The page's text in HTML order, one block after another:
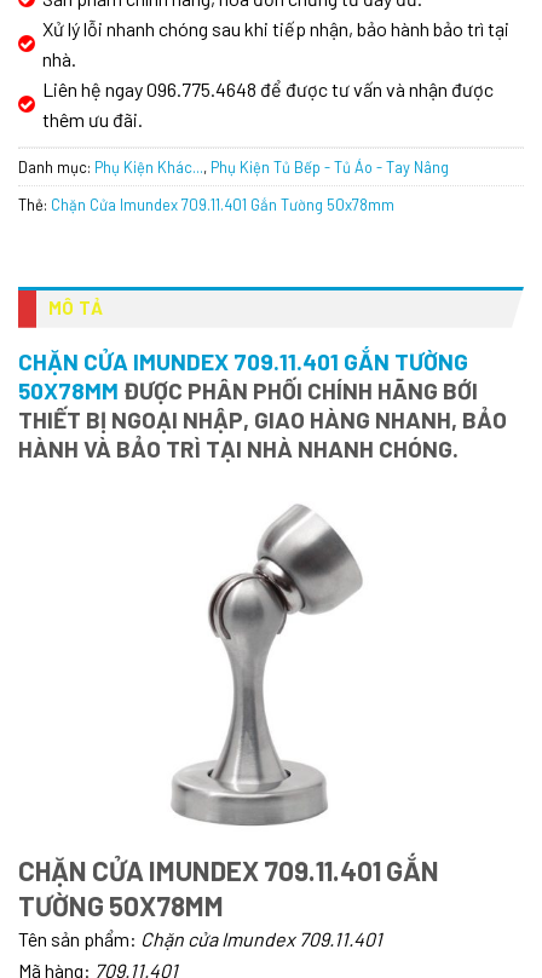
Xử lý lỗi nhanh chóng sau khi tiếp nhận, bảo hành bảo trì tại
nhà.
Liên hệ ngay 096.775.4648 để được tư vấn và nhận được
thêm ưu đãi.
Danh mục: Phụ Kiện Khác..., Phụ Kiện Tủ Bếp - Tủ Áo - Tay Nâng
Thẻ: Chặn Cửa Imundex 709.11.401 Gắn Tường 50x78mm
MÔ TẢ
CHẶN CỬA IMUNDEX 709.11.401 GẮN TƯỜNG
50X78MM ĐƯỢC PHÂN PHỐI CHÍNH HÃNG BỚI
THIẾT BỊ NGOẠI NHẬP, GIAO HÀNG NHANH, BẢO
HÀNH VÀ BẢO TRÌ TẠI NHÀ NHANH CHÓNG.
CHẶN CỬA IMUNDEX 709.11.401 GẮN
TƯỜNG 50X78MM
Tên sản phẩm: Chặn cửa Imundex 709.11.401
Mã hàng: 709.11.401